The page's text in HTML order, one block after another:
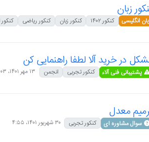
زبان
انگلیسی کنکور ۱۴۰۲ کنکور زبان کنکور ریاضی
در خرید آلا لطفا راهنمایی کن
پشتیبانی فنی آلاء کنکور تجربی انجمن ۱۳ مهر ۱۴۰۱،‏ ۱۹:۰۳
معدل
سوال مشاوره ای کنکور تجربی ۳۰ شهریور ۱۴۰۱،‏ ۴:۵۵